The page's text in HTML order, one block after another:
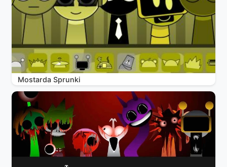
Mostarda Sprunki